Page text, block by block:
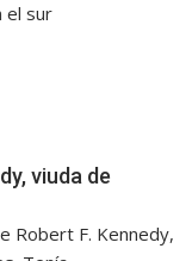
el sur
viuda de
Robert F. Kennedy,